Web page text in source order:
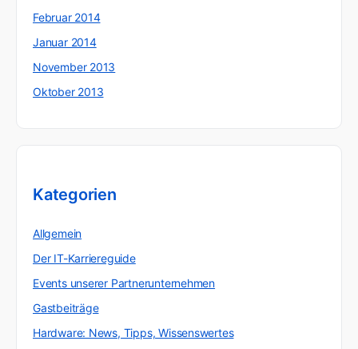
Februar 2014
Januar 2014
November 2013
Oktober 2013
Kategorien
Allgemein
Der IT-Karriereguide
Events unserer Partnerunternehmen
Gastbeiträge
Hardware: News, Tipps, Wissenswertes